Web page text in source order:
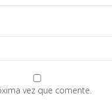
vez que comente.